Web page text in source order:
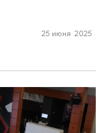
25 июня 2025